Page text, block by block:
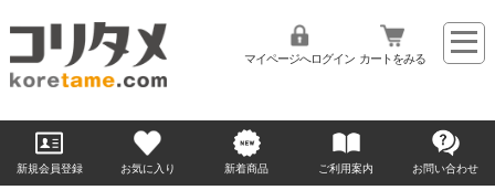
マイページへログイン カートをみる
新規会員登録 お気に入り 新着商品 ご利用案内 お問い合わせ